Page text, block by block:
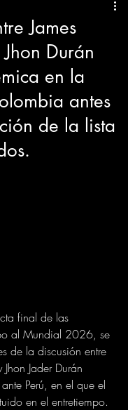
James
Durán
en la
antes
de la lista
final de las
al Mundial 2026, se
de la discusión entre
Jader Durán
Perú, en el que el
en el entretiempo.